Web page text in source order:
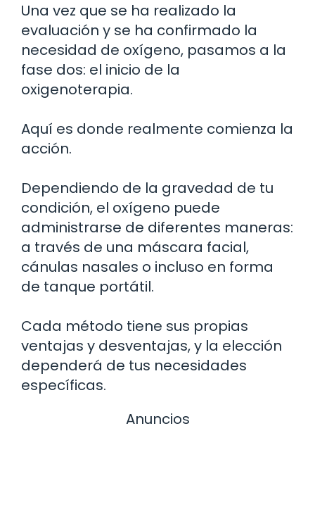
Una vez que se ha realizado la
evaluación y se ha confirmado la
necesidad de oxígeno, pasamos a la
fase dos: el inicio de la
oxigenoterapia.
Aquí es donde realmente comienza la
acción.
Dependiendo de la gravedad de tu
condición, el oxígeno puede
administrarse de diferentes maneras:
a través de una máscara facial,
cánulas nasales o incluso en forma
de tanque portátil.
Cada método tiene sus propias
ventajas y desventajas, y la elección
dependerá de tus necesidades
específicas.
Anuncios